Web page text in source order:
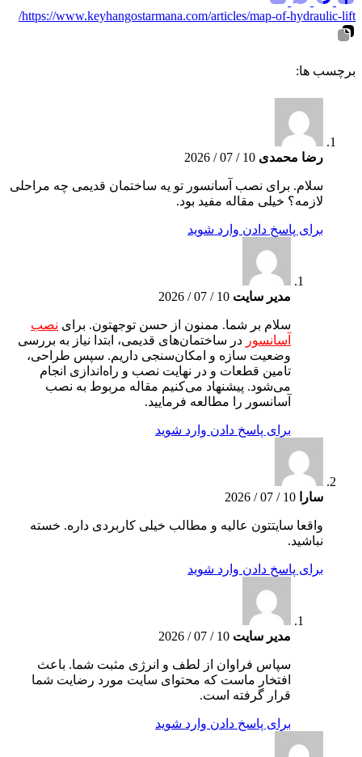
https://www.keyhangostarmana.com/articles/map-of-hydraulic-lift/
برچسب ها:
رضا محمدی 10 / 07 / 2026
سلام. برای نصب آسانسور تو یه ساختمان قدیمی چه مراحلی
لازمه؟ خیلی مقاله مفید بود.
برای پاسخ دادن وارد شوید
مدیر سایت 10 / 07 / 2026
سلام بر شما. ممنون از حسن توجهتون. برای نصب
آسانسور در ساختمان‌های قدیمی، ابتدا نیاز به بررسی
وضعیت سازه و امکان‌سنجی داریم. سپس طراحی،
تامین قطعات و در نهایت نصب و راه‌اندازی انجام
می‌شود. پیشنهاد می‌کنیم مقاله مربوط به نصب
آسانسور را مطالعه فرمایید.
برای پاسخ دادن وارد شوید
سارا 10 / 07 / 2026
واقعا سایتتون عالیه و مطالب خیلی کاربردی داره. خسته
نباشید.
برای پاسخ دادن وارد شوید
مدیر سایت 10 / 07 / 2026
سپاس فراوان از لطف و انرژی مثبت شما. باعث
افتخار ماست که محتوای سایت مورد رضایت شما
قرار گرفته است.
برای پاسخ دادن وارد شوید